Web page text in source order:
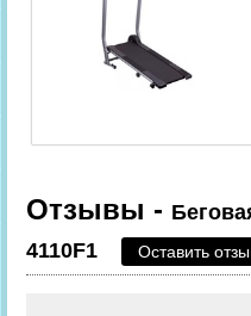
Отзывы -
4110F1
Оставить